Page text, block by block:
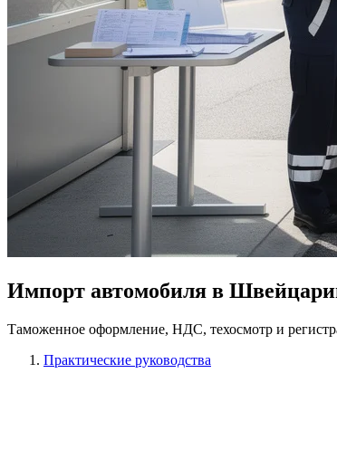
Импорт автомобиля в
Таможенное оформление, НДС, техосмотр и
Практические руководства